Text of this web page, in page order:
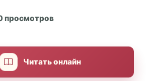
просмотров
Читать онлайн